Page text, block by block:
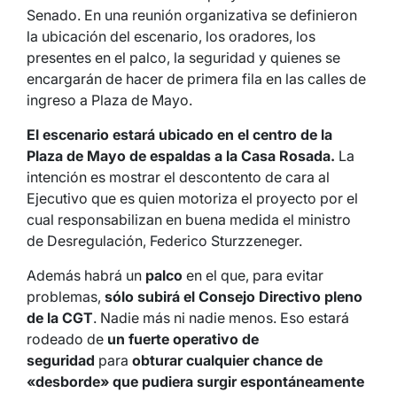
Senado. En una reunión organizativa se definieron
la ubicación del escenario, los oradores, los
presentes en el palco, la seguridad y quienes se
encargarán de hacer de primera fila en las calles de
ingreso a Plaza de Mayo.
El escenario estará ubicado en el centro de la
Plaza de Mayo de espaldas a la Casa Rosada. La
intención es mostrar el descontento de cara al
Ejecutivo que es quien motoriza el proyecto por el
cual responsabilizan en buena medida el ministro
de Desregulación, Federico Sturzzeneger.
Además habrá un palco en el que, para evitar
problemas, sólo subirá el Consejo Directivo pleno
de la CGT. Nadie más ni nadie menos. Eso estará
rodeado de un fuerte operativo de
seguridad para obturar cualquier chance de
«desborde» que pudiera surgir espontáneamente